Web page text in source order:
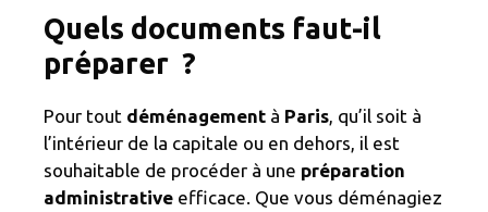
Quels documents faut-il
préparer ?
Pour tout déménagement à Paris, qu’il soit à
l’intérieur de la capitale ou en dehors, il est
souhaitable de procéder à une préparation
administrative efficace. Que vous déménagiez